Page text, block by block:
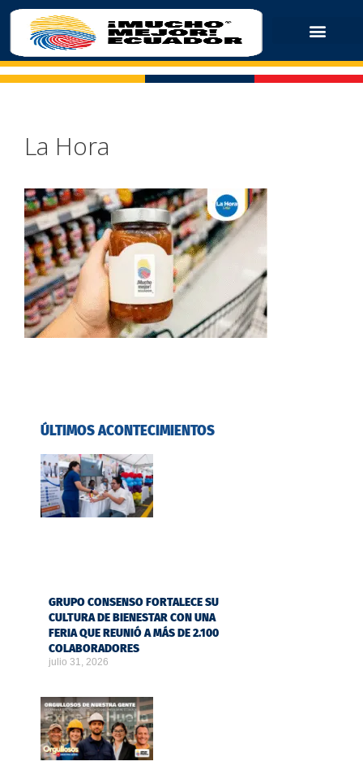
La Hora
ÚLTIMOS ACONTECIMIENTOS
GRUPO CONSENSO FORTALECE SU
CULTURA DE BIENESTAR CON UNA
FERIA QUE REUNIÓ A MÁS DE 2.100
COLABORADORES
julio 31, 2026